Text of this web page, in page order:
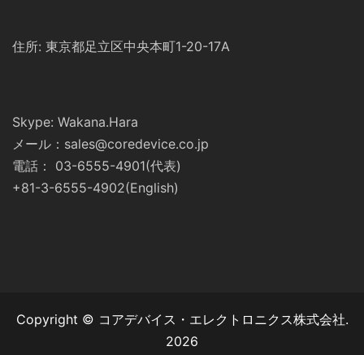
住所: 東京都足立区中央本町1-20-17A
Skype: Wakana.Hara
メール：sales@coredevice.co.jp
電話： 03-6555-4901(代表)
+81-3-6555-4902(English)
Copyright © コアデバイス・エレクトロニクス株式会社.
2026